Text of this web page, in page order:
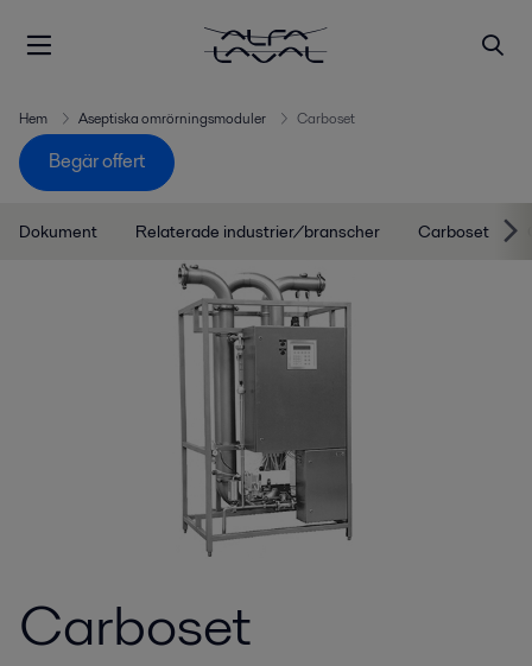
Hem Aseptiska omrörningsmoduler Carboset
Begär offert
Dokument Relaterade industrier/branscher Carboset
Carboset